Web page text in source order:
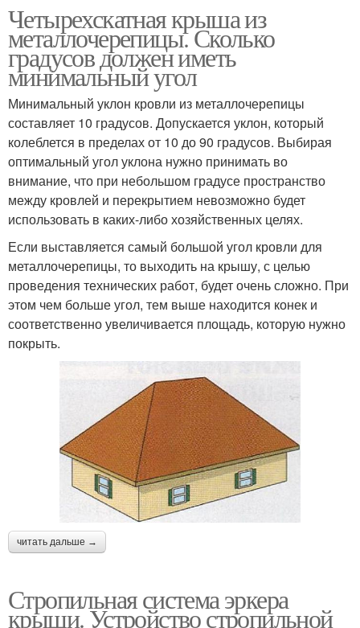
Четырехскатная крыша из
металлочерепицы. Сколько
градусов должен иметь
минимальный угол
Минимальный уклон кровли из металлочерепицы
составляет 10 градусов. Допускается уклон, который
колеблется в пределах от 10 до 90 градусов. Выбирая
оптимальный угол уклона нужно принимать во
внимание, что при небольшом градусе пространство
между кровлей и перекрытием невозможно будет
использовать в каких-либо хозяйственных целях.
Если выставляется самый большой угол кровли для
металлочерепицы, то выходить на крышу, с целью
проведения технических работ, будет очень сложно. При
этом чем больше угол, тем выше находится конек и
соответственно увеличивается площадь, которую нужно
покрыть.
читать дальше →
Стропильная система эркера
крыши. Устройство стропильной